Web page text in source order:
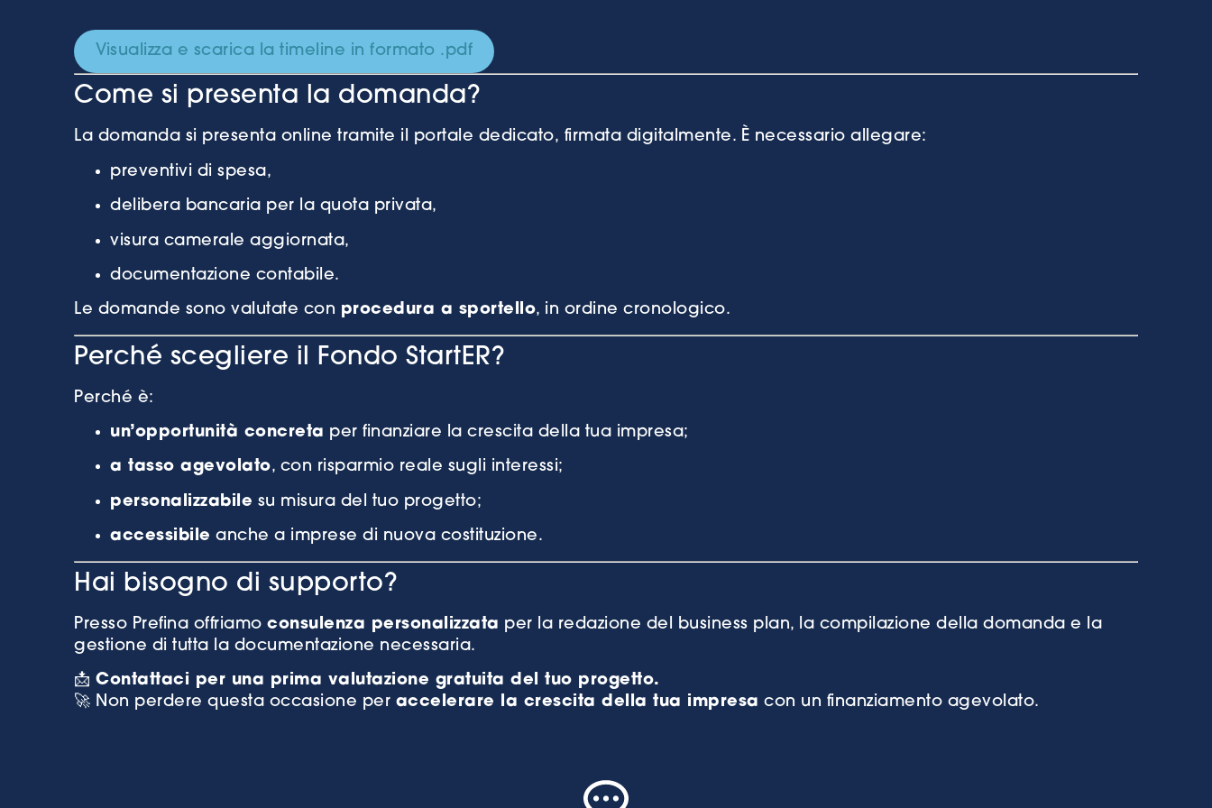
Visualizza e scarica la timeline in formato .pdf
Come si presenta la domanda?
La domanda si presenta online tramite il portale dedicato, firmata digitalmente. È necessario allegare:
preventivi di spesa,
delibera bancaria per la quota privata,
visura camerale aggiornata,
documentazione contabile.
Le domande sono valutate con procedura a sportello, in ordine cronologico.
Perché scegliere il Fondo StartER?
Perché è:
un’opportunità concreta per finanziare la crescita della tua impresa;
a tasso agevolato, con risparmio reale sugli interessi;
personalizzabile su misura del tuo progetto;
accessibile anche a imprese di nuova costituzione.
Hai bisogno di supporto?
Presso Prefina offriamo consulenza personalizzata per la redazione del business plan, la compilazione della domanda e la
gestione di tutta la documentazione necessaria.
📩 Contattaci per una prima valutazione gratuita del tuo progetto.
🚀 Non perdere questa occasione per accelerare la crescita della tua impresa con un finanziamento agevolato.